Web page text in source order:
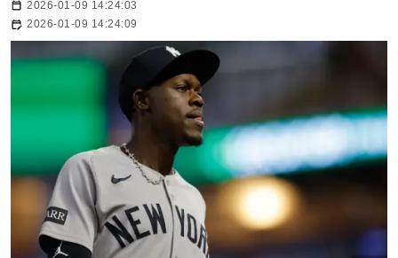
2026-01-09 14:24:03
2026-01-09 14:24:09